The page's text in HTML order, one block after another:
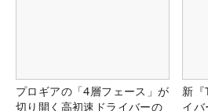
プロギアの「4層フェース」が
切り開く高初速ドライバーの
新『
イバ